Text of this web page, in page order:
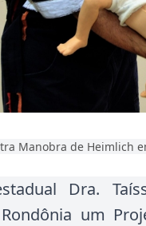
Manobra de Heimlich
Dra.
um